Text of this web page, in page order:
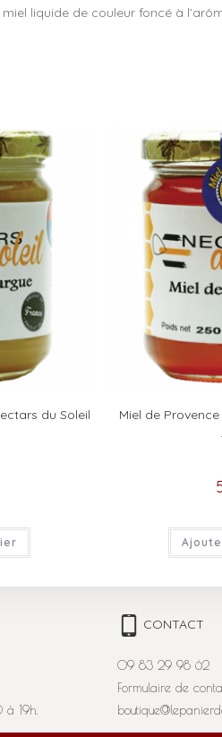
liquide de couleur foncé à
du Soleil
Miel de
19h.
CONTACT
09 83 29 98 62
Formulaire de